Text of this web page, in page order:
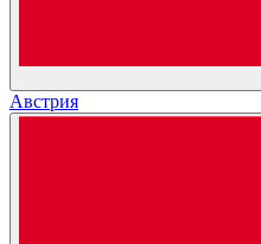
Австрия